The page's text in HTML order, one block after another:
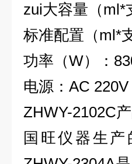
zui大容量（ml*
标准配置（ml*
功率（W） ：
电源： AC
ZHWY-2102C
国旺仪器生产